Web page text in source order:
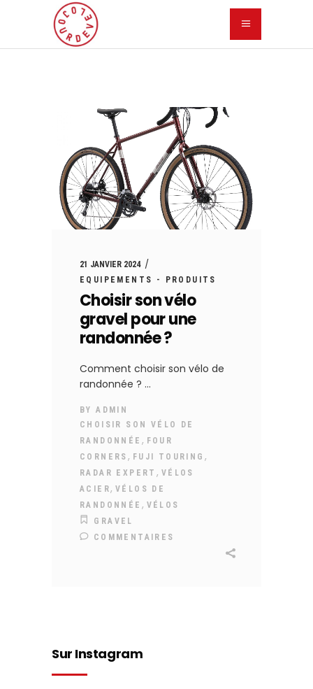
21 JANVIER 2024
EQUIPEMENTS - PRODUITS
Choisir son vélo
gravel pour une
randonnée ?
Comment choisir son vélo de
randonnée ?
BYADMIN
CHOISIR SON VÉLO DE
RANDONNÉE , FOUR
CORNERS , FUJI TOURING ,
RADAR EXPERT , VÉLOS
ACIER, VÉLOS DE
RANDONNÉE , VÉLOS
GRAVEL
COMMENTAIRES
Sur Instagram